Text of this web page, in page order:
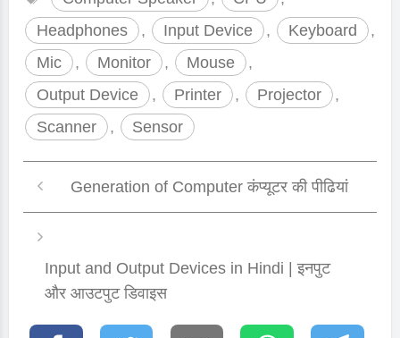
Headphones
, Input Device , Keyboard
,
Mic
, Monitor , Mouse
,
Output Device
, Printer , Projector
,
Scanner
, Sensor
Generation of Computer कंप्यूटर की पीढियां
Input and Output Devices in Hindi | इनपुट
और आउटपुट डिवाइस